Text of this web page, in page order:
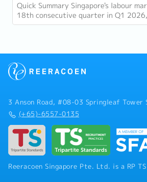
Quick Summary Singapore's labour
18th consecutive quarter in Q1
employment up 9,400 and job
3 Anson Road, #08-03 Springleaf Tower
(+65)-6557-0135
Reeracoen Singapore Pte. Ltd. is a RP